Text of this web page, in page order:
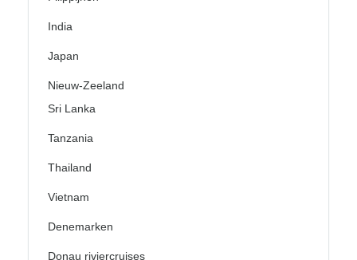
India
Japan
Nieuw-Zeeland
Sri Lanka
Tanzania
Thailand
Vietnam
Denemarken
Donau riviercruises